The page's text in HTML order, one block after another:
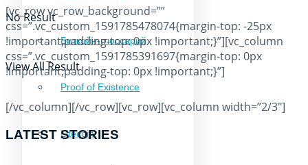
Биткойн-глоссарий
Proof of Existence
Litecoin
No Result
View All Result
[vc_row vc_row_background=””
css=”.vc_custom_1591785478074{margin-top: -25px
!important;padding-top: 0px !important;}”][vc_column
css=”.vc_custom_1591785391697{margin-top: 0px
!important;padding-top: 0px !important;}”]
[/vc_column][/vc_row][vc_row][vc_column width=”2/3″]
LATEST STORIES